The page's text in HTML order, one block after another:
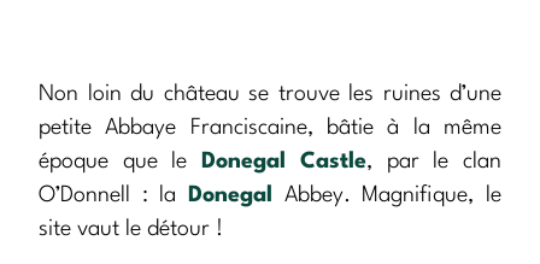
Non loin du château se trouve les ruines d’une
petite Abbaye Franciscaine, bâtie à la même
époque que le
Donegal Castle, par le clan
O’Donnell : la
Donegal
Abbey. Magnifique, le
site vaut le détour !